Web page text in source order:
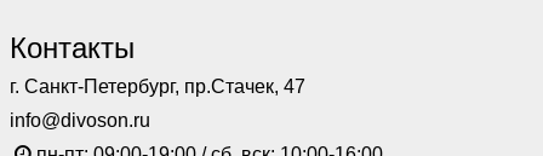
Контакты
г. Санкт-Петербург, пр.Стачек, 47
info@divoson.ru